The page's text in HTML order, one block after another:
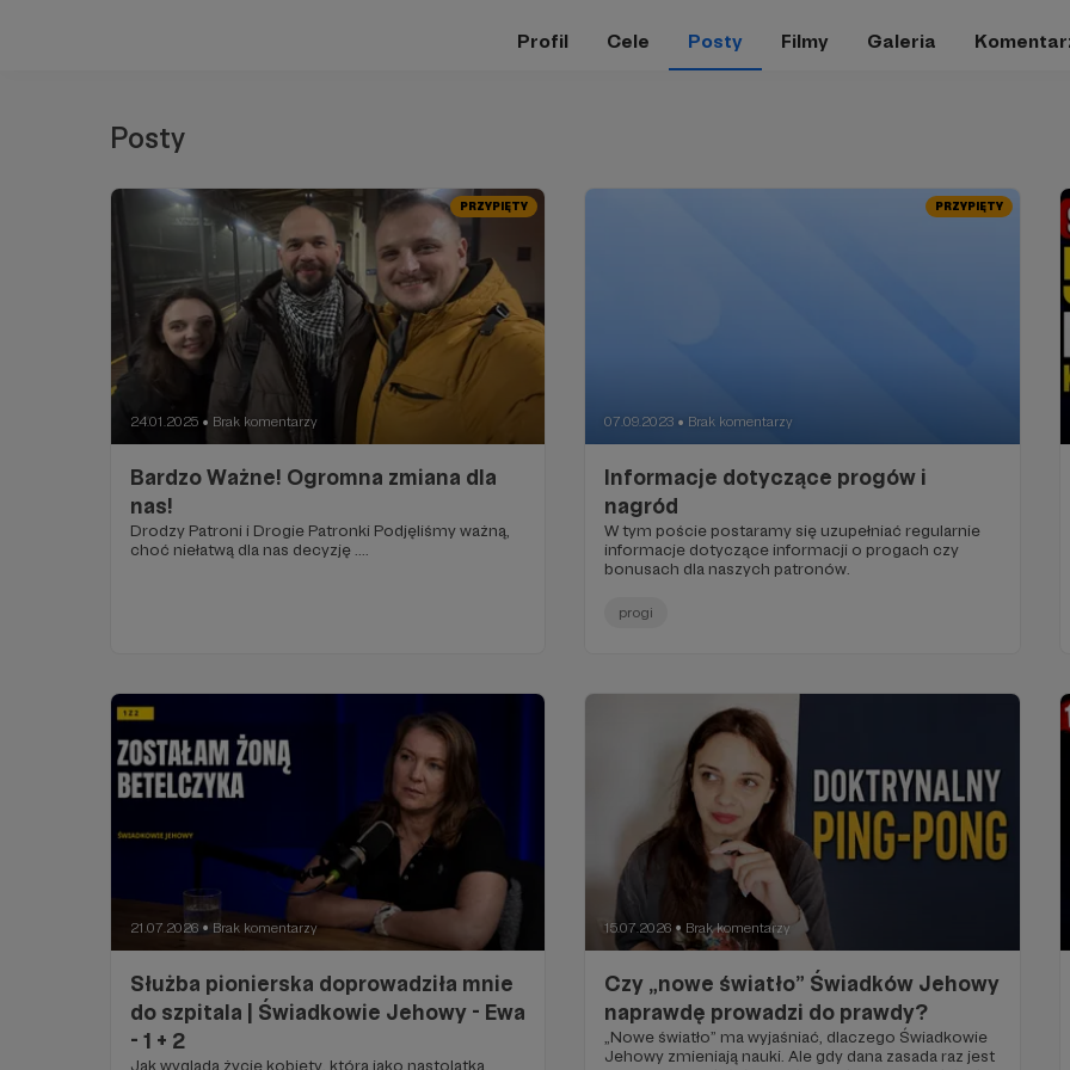
Profil Cele Posty Filmy Galeria
Posty
PRZYPIĘTY
24.01.2025 ● Brak komentarzy
Bardzo Ważne! Ogromna zmiana dla
nas!
Drodzy Patroni i Drogie Patronki Podjęliśmy ważną,
choć niełatwą dla nas decyzję ....
PRZYPIĘTY
07.09.2023 ● Brak komentarzy
Informacje dotyczące progów i
nagród
W tym poście postaramy się uzupełniać regularnie
informacje dotyczące informacji o progach czy
bonusach dla naszych patronów.
progi
21.07.2026 ● Brak komentarzy
Służba pionierska doprowadziła mnie
do szpitala | Świadkowie Jehowy - Ewa
- 1 + 2
Jak wygląda życie kobiety, która jako nastolatka
15.07.2026 ● Brak komentarzy
Czy „nowe światło” Świadków Jehowy
naprawdę prowadzi do prawdy?
„Nowe światło” ma wyjaśniać, dlaczego Świadkowie
Jehowy zmieniają nauki. Ale gdy dana zasada raz jest